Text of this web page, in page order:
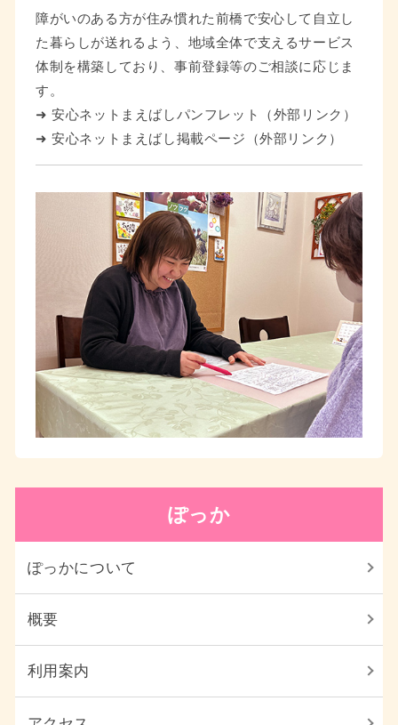
障がいのある方が住み慣れた前橋で安心して自立し
た暮らしが送れるよう、地域全体で支えるサービス
体制を構築しており、事前登録等のご相談に応じま
す。
➜ 安心ネットまえばしパンフレット（外部リンク）
➜ 安心ネットまえばし掲載ページ（外部リンク）
ぽっか
ぽっかについて
概要
利用案内